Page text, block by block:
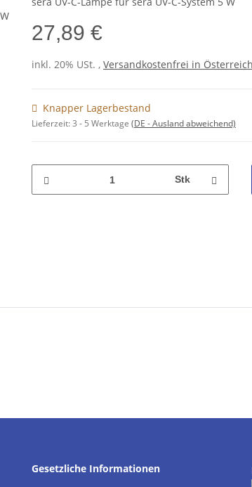
27,89 €
inkl. 20% USt. , Versandkostenfrei in
Knapper Lagerbestand
Lieferzeit:3 - 5 Werktage (DE - Ausland abweichend)
Stk
Gesetzliche Informationen